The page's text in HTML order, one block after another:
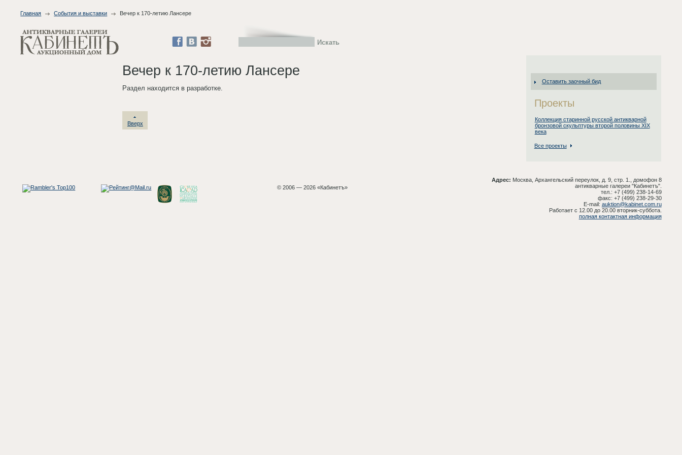
Главная События и выставки Вечер к 170-летию Лансере
Вечер к 170-летию Лансере
Раздел находится в разработке.
Вверх
Оставить заочный бид
Проекты
Коллекция старинной русской антикварной
бронзовой скульптуры второй половины XIX
века
Все проекты
Адрес: Москва, Архангельский переулок, д. 9, стр. 1., домофон 8
антикварные галереи "Кабинетъ".
тел.: +7 (499) 238-14-69
факс: +7 (499) 238-29-30
E-mail: auktion@kabinet.com.ru
Работает с 12.00 до 20.00 вторник-суббота.
полная контактная информация
© 2006 — 2026 «Кабинетъ»